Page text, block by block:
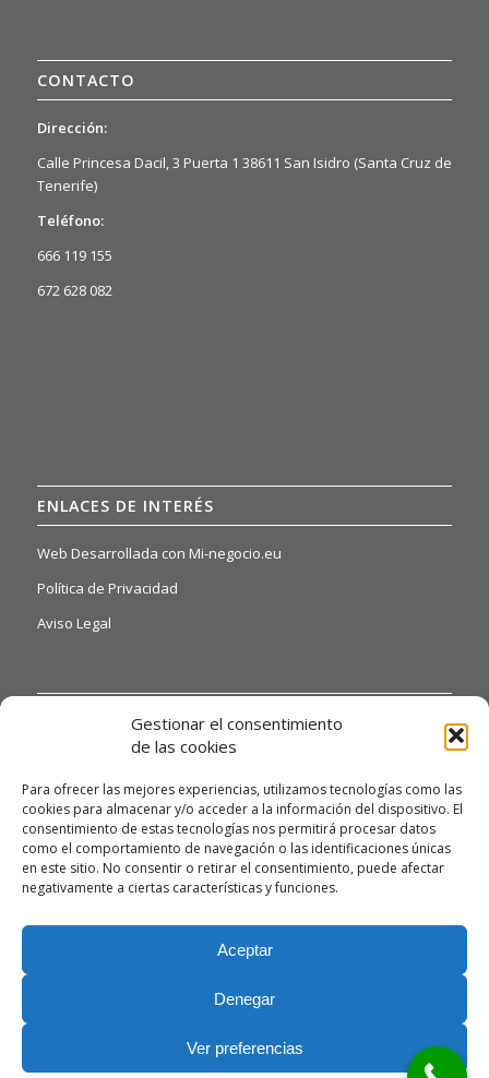
Gestionar el consentimiento
de las cookies
Para ofrecer las mejores experiencias, utilizamos tecnologías como las
cookies para almacenar y/o acceder a la información del dispositivo. El
consentimiento de estas tecnologías nos permitirá procesar datos
como el comportamiento de navegación o las identificaciones únicas
en este sitio. No consentir o retirar el consentimiento, puede afectar
negativamente a ciertas características y funciones.
Aceptar
Denegar
Ver preferencias
CONTACTO
Dirección:
Calle Princesa Dacil, 3 Puerta 1 38611 San Isidro (Santa Cruz de
Tenerife)
Teléfono:
666 119 155
672 628 082
ENLACES DE INTERÉS
Web Desarrollada con Mi-negocio.eu
Política de Privacidad
Aviso Legal
INFORMACIÓN DE INTERÉS
reclamaciones, solo tiene que ponerse en contacto con
nosotros a través del siguiente email:
alexandrodendariarena41@gmail.com y te daremos
información detallada.
Asimismo, si necesita gestionar algún tipo de queja, deberá
con la máxima celeridad posible.